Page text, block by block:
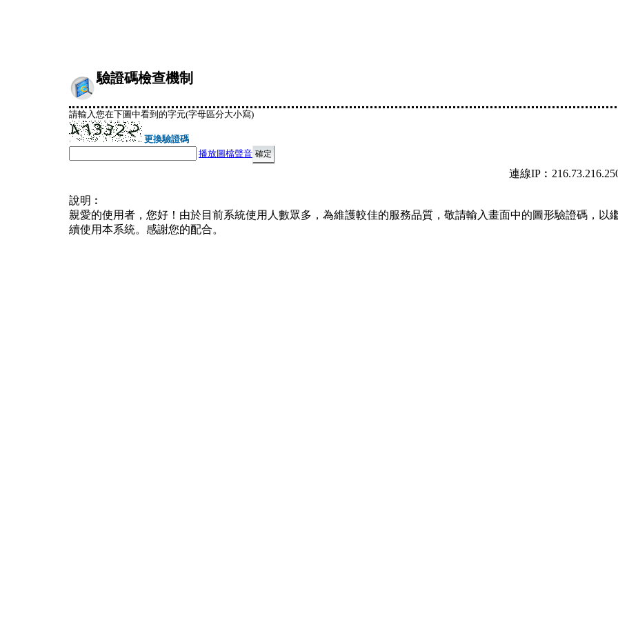
驗證碼檢查機制
請輸入您在下圖中看到的字元(字母區分大小寫)
更換驗證碼
播放圖檔聲音
連線
說明︰
親愛的使用者，您好！由於目前系統使用人數眾多，為維護較佳的服務品質，敬請輸入畫面中的圖形驗證碼，以
續使用本系統。感謝您的配合。